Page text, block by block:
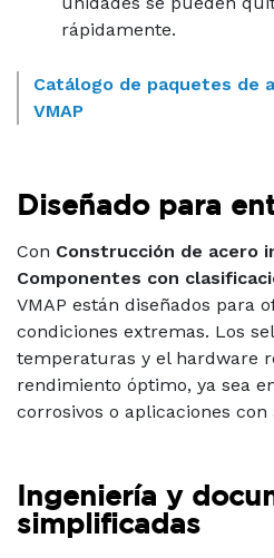
rápidamente.
Catálogo de paquetes de
VMAP
Diseñado para
Con Construcción de acero
Componentes con
VMAP están diseñados para
condiciones extremas. Los
temperaturas y el hardware
rendimiento óptimo, ya sea
corrosivos o aplicaciones
Ingeniería y
simplificadas